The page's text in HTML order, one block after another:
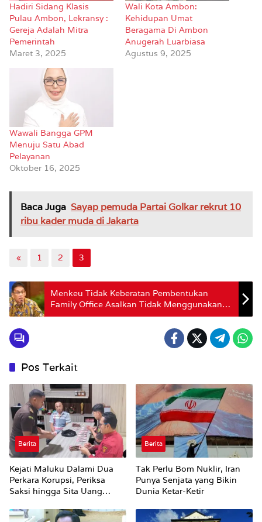
Hadiri Sidang Klasis
Pulau Ambon, Lekransy :
Gereja Adalah Mitra
Pemerintah
Maret 3, 2025
Wali Kota Ambon:
Kehidupan Umat
Beragama Di Ambon
Anugerah Luarbiasa
Agustus 9, 2025
Wawali Bangga GPM
Menuju Satu Abad
Pelayanan
Oktober 16, 2025
Baca Juga Sayap pemuda Partai Golkar rekrut 10
ribu kader muda di Jakarta
« 1 2 3
Menkeu Tidak Keberatan Pembentukan
Family Office Asalkan Tidak Menggunakan
APBN
Pos Terkait
Berita
Kejati Maluku Dalami Dua
Perkara Korupsi, Periksa
Saksi hingga Sita Uang
Berita
Tak Perlu Bom Nuklir, Iran
Punya Senjata yang Bikin
Dunia Ketar-Ketir